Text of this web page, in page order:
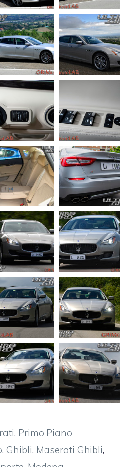
, Primo Piano
, Ghibli, Maserati Ghibli,